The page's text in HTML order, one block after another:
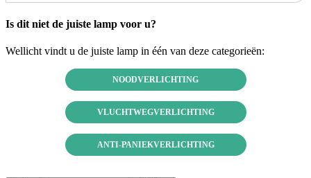
Is dit niet de juiste lamp voor u?
Wellicht vindt u de juiste lamp in één van deze categorieën:
NOODVERLICHTING
VLUCHTWEGVERLICHTING
ANTI-PANIEKVERLICHTING